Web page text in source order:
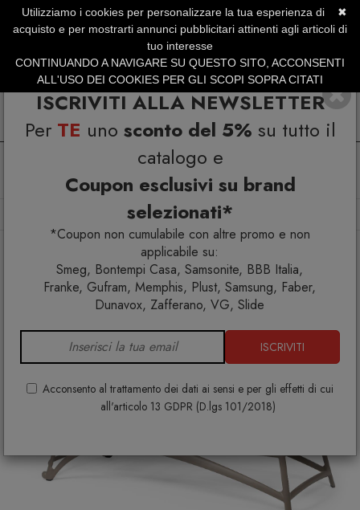
ISCRIVITI ALLA NEWSLETTER
Per TE uno sconto del 5% su tutto il
catalogo e
Coupon esclusivi su brand
selezionati*
*Coupon non cumulabile con altre promo e non
applicabile su:
Smeg, Bontempi Casa, Samsonite, BBB Italia,
Franke, Gufram, Memphis, Plust, Samsung, Faber,
Dunavox, Zafferano, VG, Slide
ISCRIVITI
Acconsento al trattamento dei dati ai sensi e per gli effetti di cui
all'articolo 13 GDPR (D.lgs 101/2018)
SERVIZIO CLIENTI +39.0773.470.562
SUMMER SALES | Fino al 31 Agosto
Arredo esterno Lettini
✖
Utilizziamo i cookies per personalizzare la tua esperienza di
acquisto e per mostrarti annunci pubblicitari attinenti agli articoli di
tuo interesse
CONTINUANDO A NAVIGARE SU QUESTO SITO, ACCONSENTI
ALL'USO DEI COOKIES PER GLI SCOPI SOPRA CITATI